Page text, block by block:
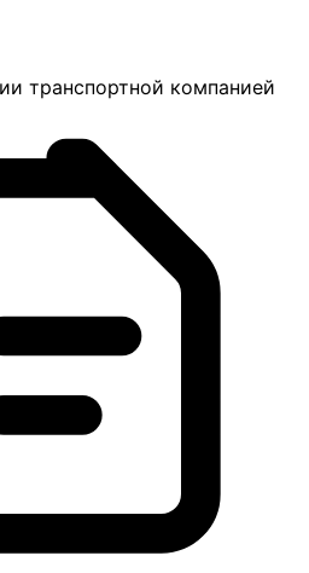
транспортной компанией